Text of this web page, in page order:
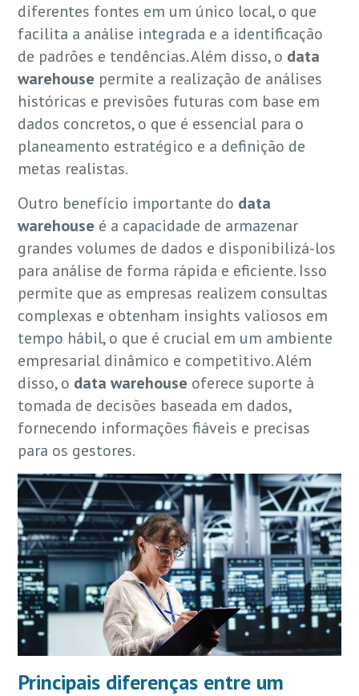
diferentes fontes em um único local, o que
facilita a análise integrada e a identificação
de padrões e tendências. Além disso, o data
warehouse permite a realização de análises
históricas e previsões futuras com base em
dados concretos, o que é essencial para o
planeamento estratégico e a definição de
metas realistas.
Outro benefício importante do data
warehouse é a capacidade de armazenar
grandes volumes de dados e disponibilizá-los
para análise de forma rápida e eficiente. Isso
permite que as empresas realizem consultas
complexas e obtenham insights valiosos em
tempo hábil, o que é crucial em um ambiente
empresarial dinâmico e competitivo. Além
disso, o data warehouse oferece suporte à
tomada de decisões baseada em dados,
fornecendo informações fiáveis e precisas
para os gestores.
Principais diferenças entre um